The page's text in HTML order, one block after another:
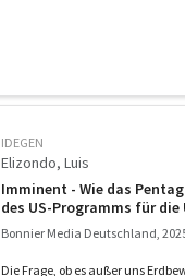
IDEGEN
Elizondo, Luis
Imminent - Wie das
des US-Programms für
Bonnier Media Deutschland,
Die Frage, ob es außer uns